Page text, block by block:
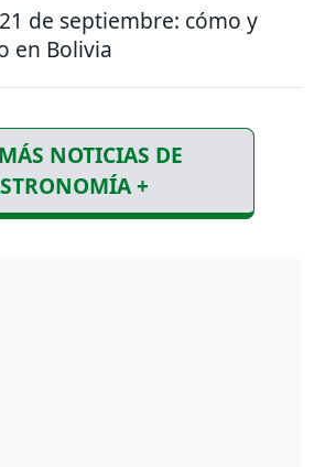
de septiembre: cómo y
en Bolivia
NOTICIAS DE
+